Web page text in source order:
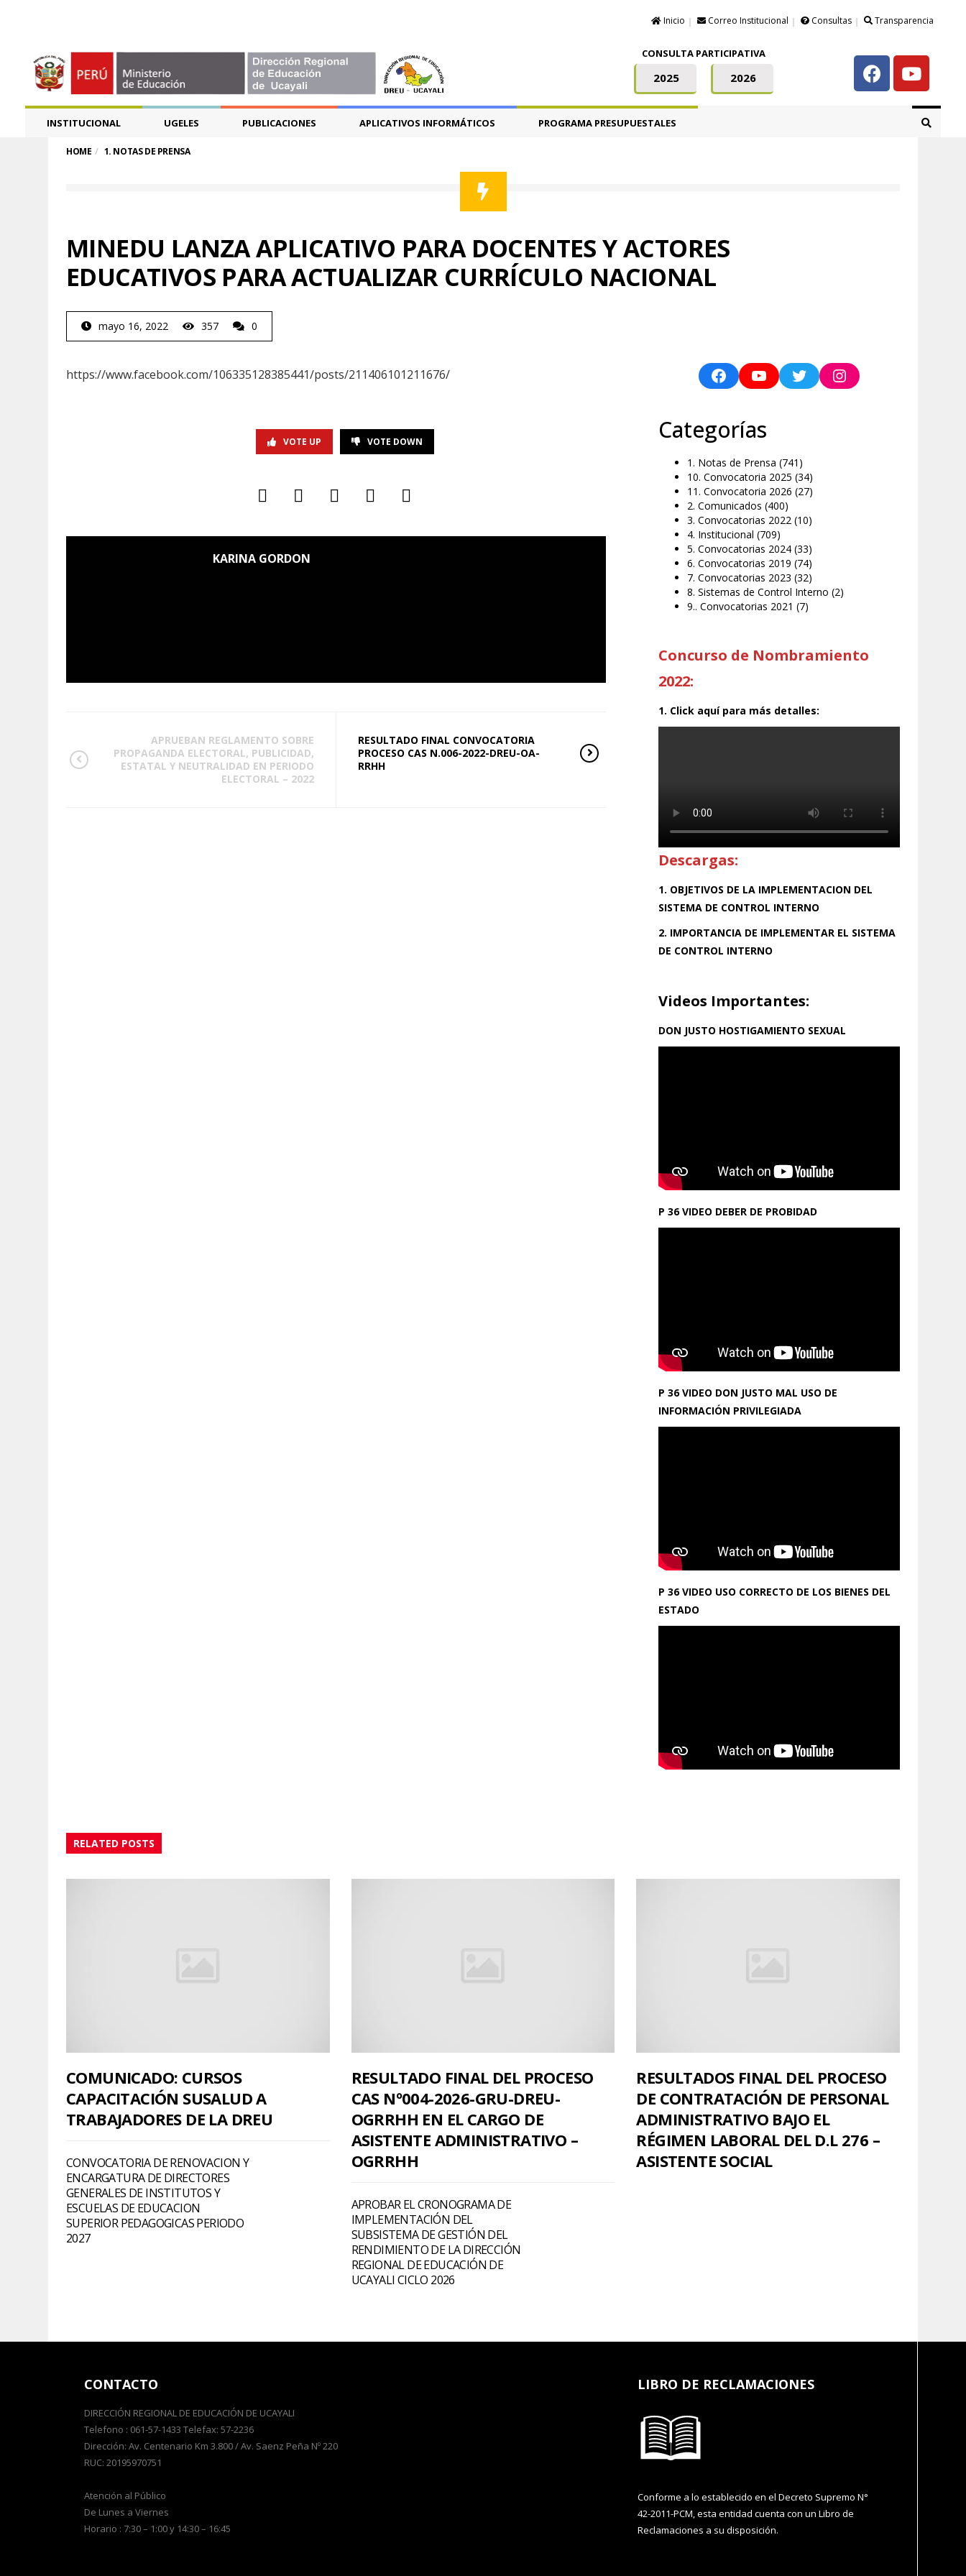
Inicio Correo Institucional Consultas Transparencia
CONSULTA PARTICIPATIVA
2025 2026
INSTITUCIONAL UGELES PUBLICACIONES APLICATIVOS INFORMÁTICOS PROGRAMA PRESUPUESTALES
HOME 1. NOTAS DE PRENSA
MINEDU LANZA APLICATIVO PARA DOCENTES Y ACTORES
EDUCATIVOS PARA ACTUALIZAR CURRÍCULO NACIONAL
mayo 16, 2022 357 0
https://www.facebook.com/106335128385441/posts/211406101211676/
VOTE UP VOTE DOWN
KARINA GORDON
APRUEBAN REGLAMENTO SOBRE
PROPAGANDA ELECTORAL, PUBLICIDAD,
ESTATAL Y NEUTRALIDAD EN PERIODO
ELECTORAL – 2022
RESULTADO FINAL CONVOCATORIA
PROCESO CAS N.006-2022-DREU-OA-
RRHH
Categorías
1. Notas de Prensa (741)
10. Convocatoria 2025 (34)
11. Convocatoria 2026 (27)
2. Comunicados (400)
3. Convocatorias 2022 (10)
4. Institucional (709)
5. Convocatorias 2024 (33)
6. Convocatorias 2019 (74)
7. Convocatorias 2023 (32)
8. Sistemas de Control Interno (2)
9.. Convocatorias 2021 (7)
Concurso de Nombramiento
2022:
1. Click aquí para más detalles:
Descargas:
1. OBJETIVOS DE LA IMPLEMENTACION DEL
SISTEMA DE CONTROL INTERNO
2. IMPORTANCIA DE IMPLEMENTAR EL SISTEMA
DE CONTROL INTERNO
Videos Importantes:
DON JUSTO HOSTIGAMIENTO SEXUAL
P 36 VIDEO DEBER DE PROBIDAD
P 36 VIDEO DON JUSTO MAL USO DE
INFORMACIÓN PRIVILEGIADA
P 36 VIDEO USO CORRECTO DE LOS BIENES DEL
ESTADO
RELATED POSTS
COMUNICADO: CURSOS
CAPACITACIÓN SUSALUD A
TRABAJADORES DE LA DREU
CONVOCATORIA DE RENOVACION Y
ENCARGATURA DE DIRECTORES
GENERALES DE INSTITUTOS Y
ESCUELAS DE EDUCACION
SUPERIOR PEDAGOGICAS PERIODO
2027
RESULTADO FINAL DEL PROCESO
CAS Nº004-2026-GRU-DREU-
OGRRHH EN EL CARGO DE
ASISTENTE ADMINISTRATIVO –
OGRRHH
APROBAR EL CRONOGRAMA DE
IMPLEMENTACIÓN DEL
SUBSISTEMA DE GESTIÓN DEL
RENDIMIENTO DE LA DIRECCIÓN
REGIONAL DE EDUCACIÓN DE
UCAYALI CICLO 2026
RESULTADOS FINAL DEL PROCESO
DE CONTRATACIÓN DE PERSONAL
ADMINISTRATIVO BAJO EL
RÉGIMEN LABORAL DEL D.L 276 –
ASISTENTE SOCIAL
CONTACTO
DIRECCIÓN REGIONAL DE EDUCACIÓN DE UCAYALI
Telefono : 061-57-1433 Telefax: 57-2236
Dirección: Av. Centenario Km 3.800 / Av. Saenz Peña Nº 220
RUC: 20195970751
Atención al Público
De Lunes a Viernes
Horario : 7:30 – 1:00 y 14:30 – 16:45
LIBRO DE RECLAMACIONES
Conforme a lo establecido en el Decreto Supremo N°
42-2011-PCM, esta entidad cuenta con un Libro de
Reclamaciones a su disposición.